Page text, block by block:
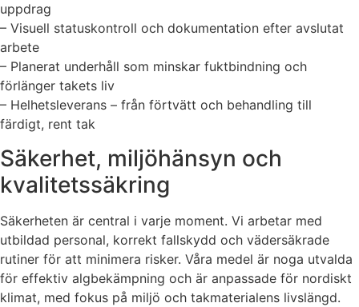
uppdrag
– Visuell statuskontroll och dokumentation efter avslutat
arbete
– Planerat underhåll som minskar fuktbindning och
förlänger takets liv
– Helhetsleverans – från förtvätt och behandling till
färdigt, rent tak
Säkerhet, miljöhänsyn och
kvalitetssäkring
Säkerheten är central i varje moment. Vi arbetar med
utbildad personal, korrekt fallskydd och vädersäkrade
rutiner för att minimera risker. Våra medel är noga utvalda
för effektiv algbekämpning och är anpassade för nordiskt
klimat, med fokus på miljö och takmaterialens livslängd.